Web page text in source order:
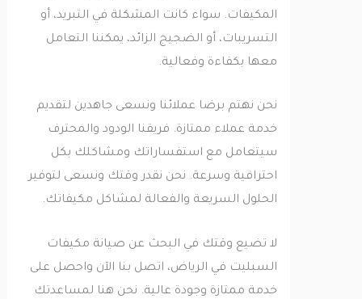
المكيفات. سواء كانت المشكلة في التبريد، أو
التسريبات، أو الضجيج الزائد، يمكننا التعامل
معها بكفاءة وفعالية.
نحن نهتم برضا عملائنا ونسعى جاهدين لتقديم
خدمة عملاء ممتازة. فريقنا الودود والمحترف
سيتعامل مع استفساراتك ومشاكلك بكل
احترافية وسرعة. نحن نقدر وقتك ونسعى لتوفير
الحلول السريعة والفعالة لمشاكل مكيفاتك.
لا تضيع وقتك في البحث عن صيانة مكيفات
السبليت في الرياض، اتصل بنا الآن واحصل على
خدمة ممتازة وجودة عالية. نحن هنا لمساعدتك